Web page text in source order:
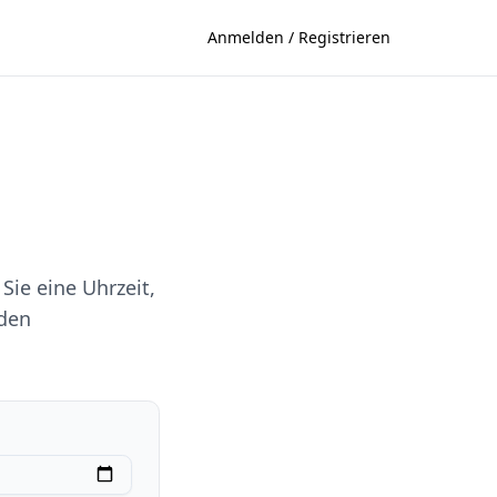
Anmelden / Registrieren
eine Uhrzeit,